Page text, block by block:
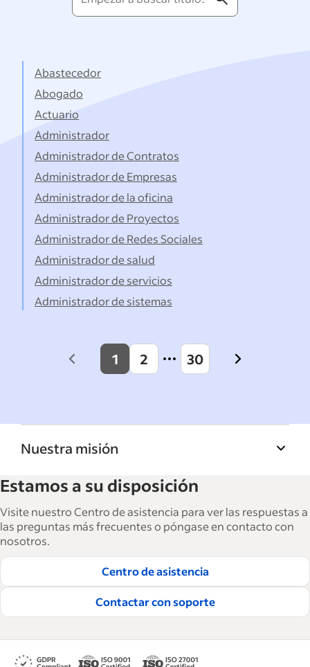
a
Abastecedor
Abogado
Actuario
Administrador
Administrador de Contratos
Administrador de Empresas
Administrador de la oficina
Administrador de Proyectos
Administrador de Redes Sociales
Administrador de salud
Administrador de servicios
Administrador de sistemas
Previous
1 2 30
Next
Nuestra misión
Indeed ayuda a las empresas a hacer crecer y
gestionar su fuerza laboral. Con más de
15,000 artículos en 6 idiomas, ofrecemos
consejos tácticos, procedimientos y mejores
prácticas para ayudar a las empresas a
contratar y retener a los mejores empleados.
Lea nuestras guías editoriales
Estamos a su disposición
Visite nuestro Centro de asistencia para ver las respuestas a
las preguntas más frecuentes o póngase en contacto con
nosotros.
Centro de asistencia
Contactar con soporte